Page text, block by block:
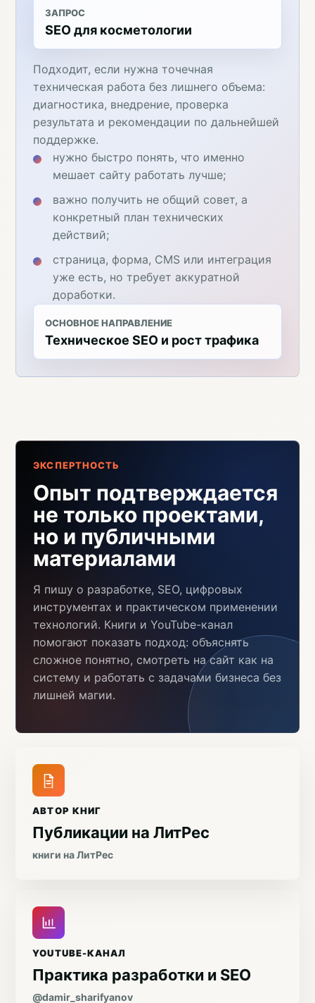
ЗАПРОС
SEO для косметологии
Подходит, если нужна точечная
техническая работа без лишнего объема:
диагностика, внедрение, проверка
результата и рекомендации по дальнейшей
поддержке.
нужно быстро понять, что именно
мешает сайту работать лучше;
важно получить не общий совет, а
конкретный план технических
действий;
страница, форма, CMS или интеграция
уже есть, но требует аккуратной
доработки.
ОСНОВНОЕ НАПРАВЛЕНИЕ
Техническое SEO и рост трафика
ЭКСПЕРТНОСТЬ
Опыт подтверждается
не только проектами,
но и публичными
материалами
Я пишу о разработке, SEO, цифровых
инструментах и практическом применении
технологий. Книги и YouTube-канал
помогают показать подход: объяснять
сложное понятно, смотреть на сайт как на
систему и работать с задачами бизнеса без
лишней магии.
АВТОР КНИГ
Публикации на ЛитРес
книги на ЛитРес
YOUTUBE-КАНАЛ
Практика разработки и SEO
@damir_sharifyanov